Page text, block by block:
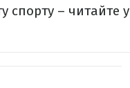
спорту – читайте у